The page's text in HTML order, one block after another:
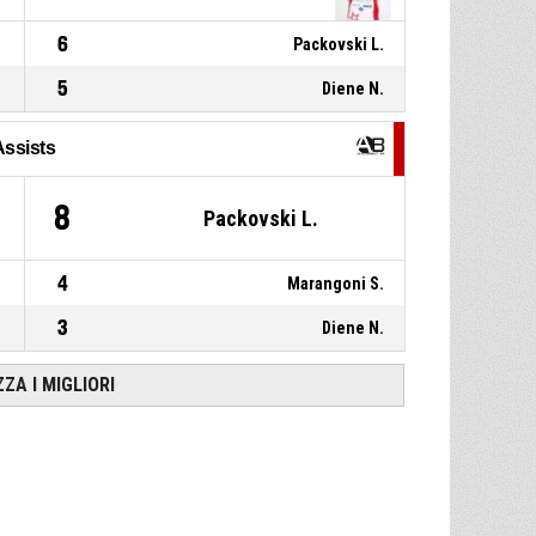
6 Packovski L.
5 Diene N.
8 Packovski L.
4 Marangoni S.
3 Diene N.
I MIGLIORI